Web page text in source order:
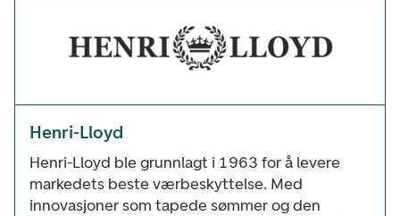
Henri-Lloyd
Henri-Lloyd ble grunnlagt i 1963 for å levere
markedets beste værbeskyttelse. Med
innovasjoner som tapede sømmer og den